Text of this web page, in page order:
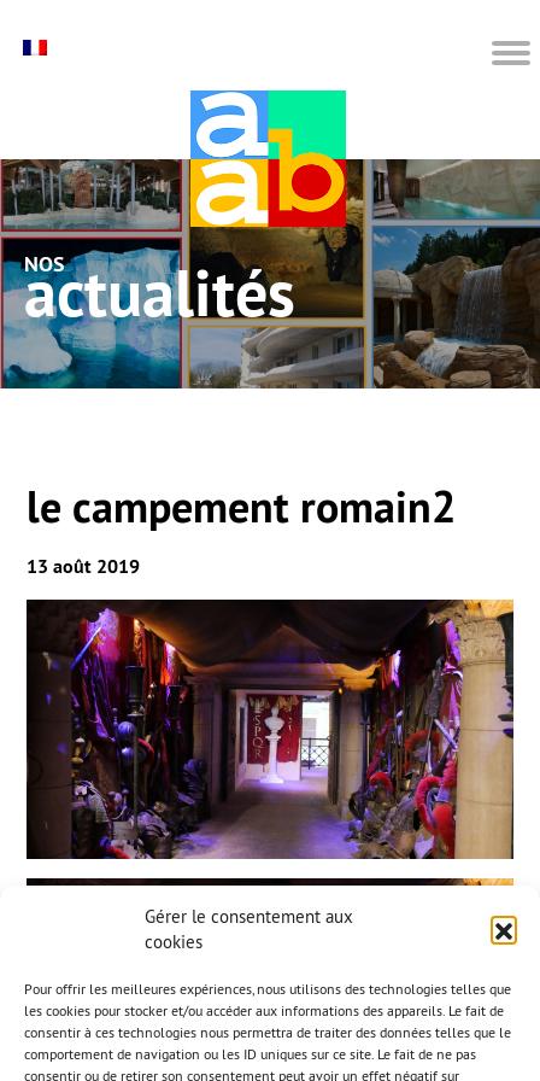
Gérer le consentement aux
cookies
Pour offrir les meilleures expériences, nous utilisons des technologies telles que
les cookies pour stocker et/ou accéder aux informations des appareils. Le fait de
consentir à ces technologies nous permettra de traiter des données telles que le
comportement de navigation ou les ID uniques sur ce site. Le fait de ne pas
consentir ou de retirer son consentement peut avoir un effet négatif sur
nos actualités
le campement romain2
13 août 2019